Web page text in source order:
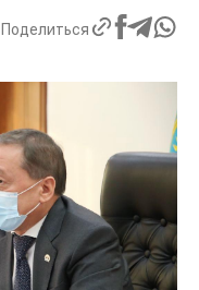
Поделиться